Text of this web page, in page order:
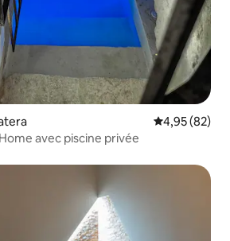
Note
4,95 (82)
avec piscine privée